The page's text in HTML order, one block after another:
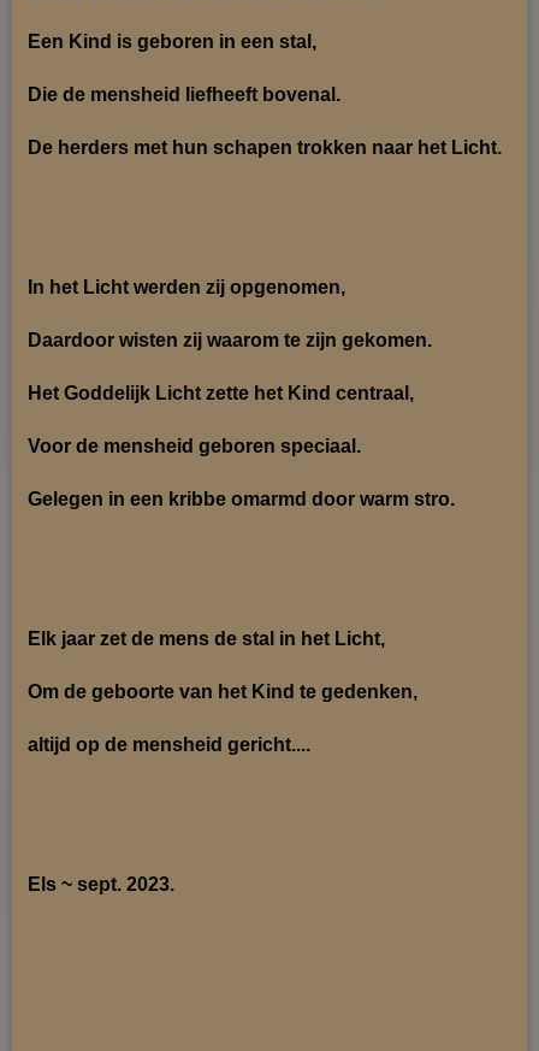
Een Kind is geboren in een stal,
Die de mensheid liefheeft bovenal.
De herders met hun schapen trokken naar het Licht.
In het Licht werden zij opgenomen,
Daardoor wisten zij waarom te zijn gekomen.
Het Goddelijk Licht zette het Kind centraal,
Voor de mensheid geboren speciaal.
Gelegen in een kribbe omarmd door warm stro.
Elk jaar zet de mens de stal in het Licht,
Om de geboorte van het Kind te gedenken,
altijd op de mensheid gericht....
Els ~ sept. 2023.